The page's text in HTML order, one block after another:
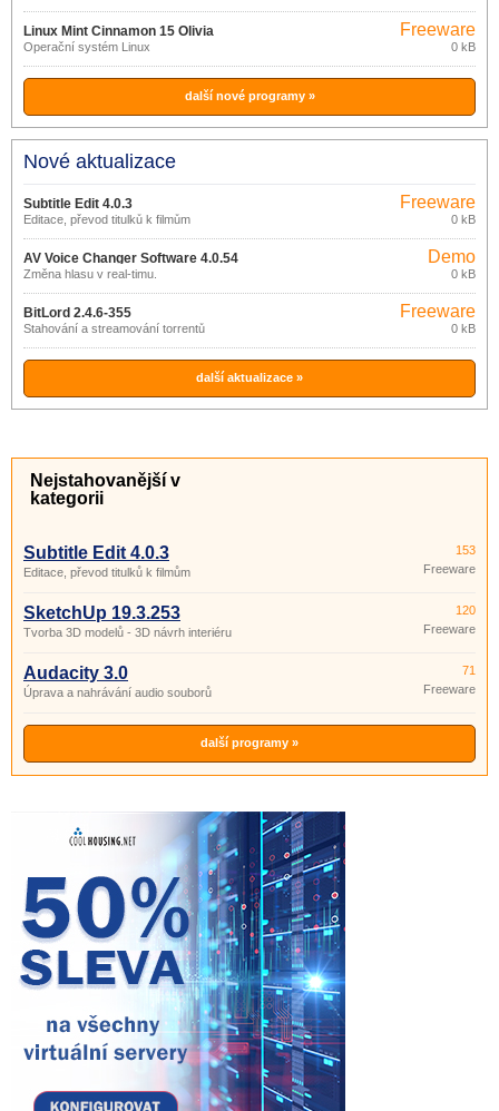
Linux Mint Cinnamon 15 Olivia
Operační systém Linux
Freeware
0 kB
další nové programy »
Nové aktualizace
Subtitle Edit 4.0.3
Editace, převod titulků k filmům
Freeware
0 kB
AV Voice Changer Software 4.0.54
Změna hlasu v real-timu.
Demo
0 kB
BitLord 2.4.6-355
Stahování a streamování torrentů
Freeware
0 kB
další aktualizace »
Nejstahovanější v
kategorii
Subtitle Edit 4.0.3
Editace, převod titulků k filmům
153
Freeware
SketchUp 19.3.253
Tvorba 3D modelů - 3D návrh interiéru
120
Freeware
Audacity 3.0
Úprava a nahrávání audio souborů
71
Freeware
další programy »